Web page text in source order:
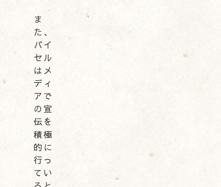
ま
た、
バイ
セル
はメ
ディ
アで
の宣
伝を
積極
的に
行っ
てい